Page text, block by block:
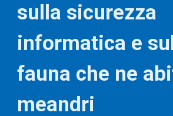
sulla sicurezza
informatica e
fauna che ne
meandri